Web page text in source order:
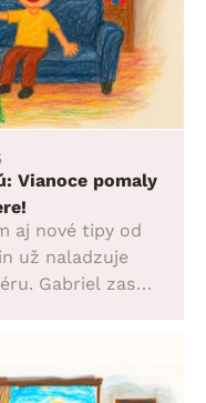
Vianoce pomaly
aj nové tipy od
už naladzuje
Gabriel zas